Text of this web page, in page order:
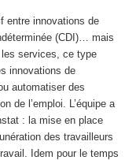
entre innovations de
(CDI)… mais
services, ce type
innovations de
automatiser des
de l’emploi. L’équipe a
: la mise en place
des travailleurs
Idem pour le temps